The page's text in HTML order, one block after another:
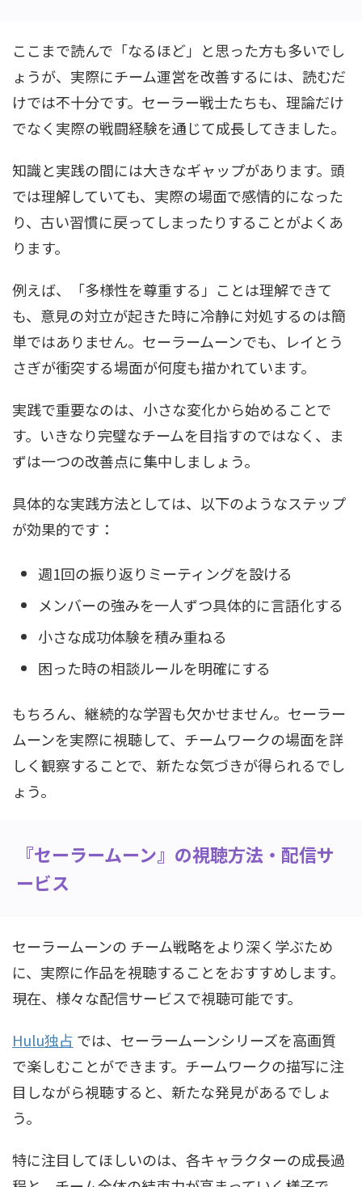
ここまで読んで「なるほど」と思った方も多いでし
ょうが、実際にチーム運営を改善するには、読むだ
けでは不十分です。セーラー戦士たちも、理論だけ
でなく実際の戦闘経験を通じて成長してきました。
知識と実践の間には大きなギャップがあります。頭
では理解していても、実際の場面で感情的になった
り、古い習慣に戻ってしまったりすることがよくあ
ります。
例えば、「多様性を尊重する」ことは理解できて
も、意見の対立が起きた時に冷静に対処するのは簡
単ではありません。セーラームーンでも、レイとう
さぎが衝突する場面が何度も描かれています。
実践で重要なのは、小さな変化から始めることで
す。いきなり完璧なチームを目指すのではなく、ま
ずは一つの改善点に集中しましょう。
具体的な実践方法としては、以下のようなステップ
が効果的です：
週1回の振り返りミーティングを設ける
メンバーの強みを一人ずつ具体的に言語化する
小さな成功体験を積み重ねる
困った時の相談ルールを明確にする
もちろん、継続的な学習も欠かせません。セーラー
ムーンを実際に視聴して、チームワークの場面を詳
しく観察することで、新たな気づきが得られるでし
ょう。
『セーラームーン』の視聴方法・配信サ
ービス
セーラームーンの チーム戦略をより深く学ぶため
に、実際に作品を視聴することをおすすめします。
現在、様々な配信サービスで視聴可能です。
Hulu独占 では、セーラームーンシリーズを高画質
で楽しむことができます。チームワークの描写に注
目しながら視聴すると、新たな発見があるでしょ
う。
特に注目してほしいのは、各キャラクターの成長過